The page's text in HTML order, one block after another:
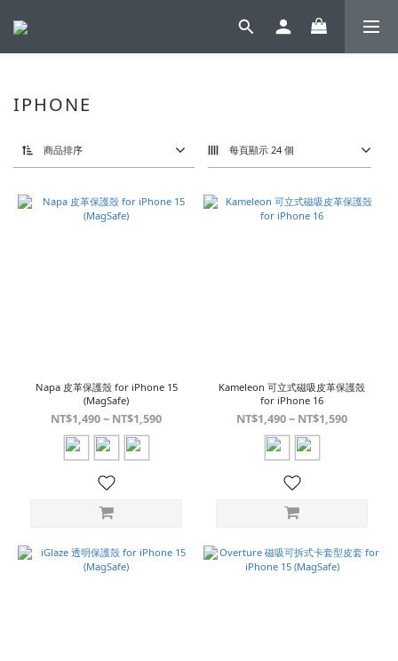
IPHONE
商品排序 每頁顯示 24 個
Napa 皮革保護殼 for iPhone 15
(MagSafe)
NT$1,490 ~ NT$1,590
Kameleon 可立式磁吸皮革保護殼
for iPhone 16
NT$1,490 ~ NT$1,590